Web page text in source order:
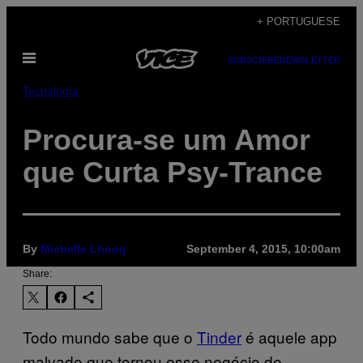
content
+ PORTUGUESE
Open
SUBSCRIBENEWSLETTER
Tecnología
Procura-se um Amor
que Curta Psy-Trance
By Michelle Lhooq September 4, 2015, 10:00am
Share:
Todo mundo sabe que o Tinderé aquele app